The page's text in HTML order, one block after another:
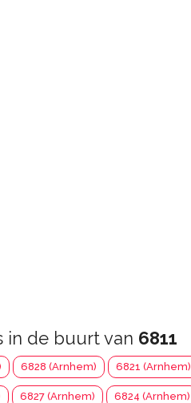
in de buurt van 6811
6828 (Arnhem) 6821 (Arnhem)
6827 (Arnhem) 6824 (Arnhem)